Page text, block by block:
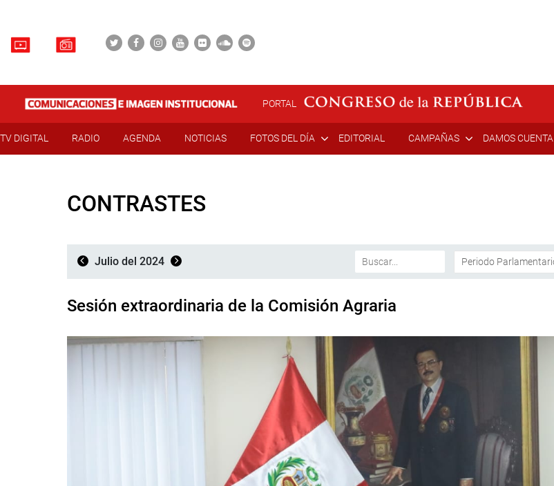
PORTAL
TV DIGITAL RADIO AGENDA NOTICIAS FOTOS DEL DÍA EDITORIAL CAMPAÑAS DAMOS CUENTA
CONTRASTES
Julio del 2024
Sesión extraordinaria de la Comisión Agraria